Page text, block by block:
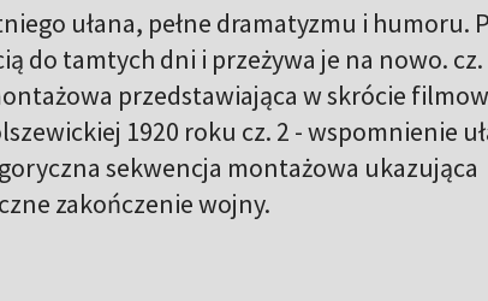
ułana, pełne dramatyzmu i humoru.
do tamtych dni i przeżywa je na nowo. cz.
przedstawiająca w skrócie
1920 roku cz. 2 - wspomnienie
sekwencja montażowa ukazująca
zakończenie wojny.